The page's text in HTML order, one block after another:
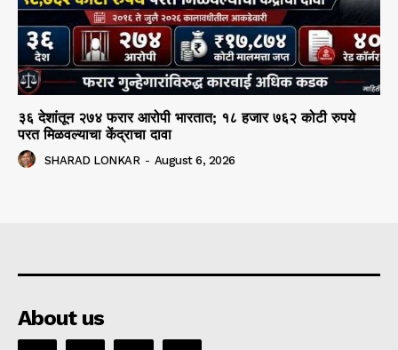
३६ देशांतून २७४ फरार आरोपी भारतात; १८ हजार ७६२ कोटी रुपये
परत मिळवल्याचा केंद्राचा दावा
SHARAD LONKAR - August 6, 2026
About us